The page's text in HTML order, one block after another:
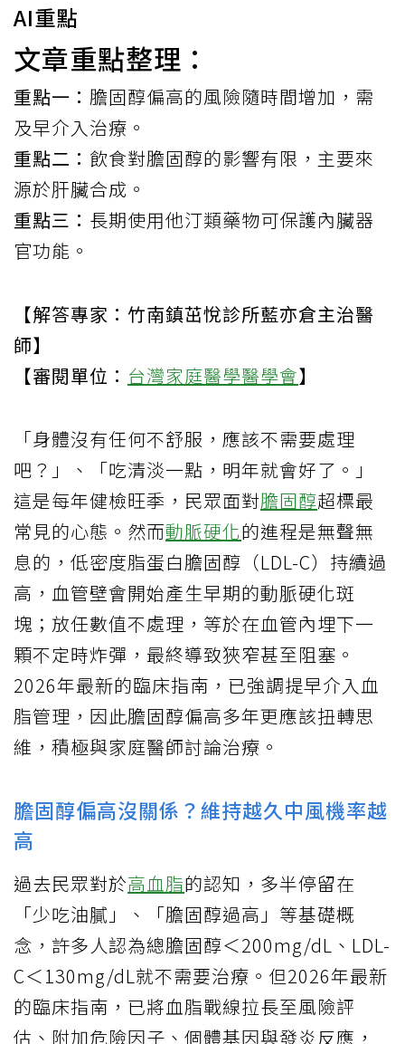
AI重點
文章重點整理：
重點一： 膽固醇偏高的風險隨時間增加，需
及早介入治療。
重點二： 飲食對膽固醇的影響有限，主要來
源於肝臟合成。
重點三： 長期使用他汀類藥物可保護內臟器
官功能。
【解答專家：竹南鎮茁悅診所藍亦倉主治醫
師】
【審閱單位： 台灣家庭醫學醫學會】
「身體沒有任何不舒服，應該不需要處理
吧？」、「吃清淡一點，明年就會好了。」
這是每年健檢旺季，民眾面對膽固醇超標最
常見的心態。然而動脈硬化的進程是無聲無
息的，低密度脂蛋白膽固醇（LDL-C）持續過
高，血管壁會開始產生早期的動脈硬化斑
塊；放任數值不處理，等於在血管內埋下一
顆不定時炸彈，最終導致狹窄甚至阻塞。
2026年最新的臨床指南，已強調提早介入血
脂管理，因此膽固醇偏高多年更應該扭轉思
維，積極與家庭醫師討論治療。
膽固醇偏高沒關係？維持越久中風機率越
高
過去民眾對於高血脂的認知，多半停留在
「少吃油膩」、「膽固醇過高」等基礎概
念，許多人認為總膽固醇＜200mg/dL、LDL-
C＜130mg/dL就不需要治療。但2026年最新
的臨床指南，已將血脂戰線拉長至風險評
估、附加危險因子、個體基因與發炎反應，